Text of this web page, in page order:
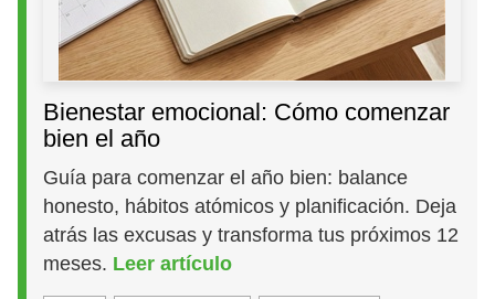
Bienestar emocional: Cómo comenzar
bien el año
Guía para comenzar el año bien: balance
honesto, hábitos atómicos y planificación. Deja
atrás las excusas y transforma tus próximos 12
meses. Leer artículo